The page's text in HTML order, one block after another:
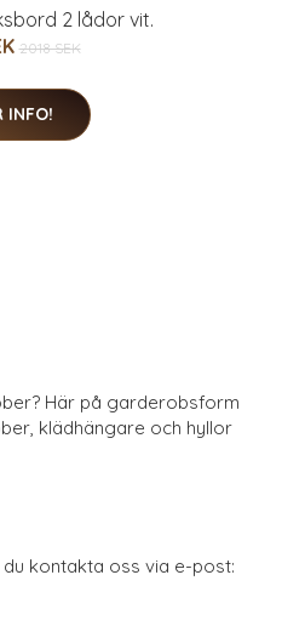
2 lådor vit.
2018 SEK
INFO!
Här på garderobsform
klädhängare och hyllor
kontakta oss via e-post: